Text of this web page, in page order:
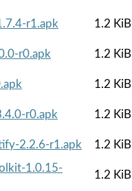
r1.apk
1.2 KiB
r0.apk
1.2 KiB
1.2 KiB
r0.apk
1.2 KiB
2.2.6-r1.apk
1.2 KiB
1.0.15-
1.2 KiB